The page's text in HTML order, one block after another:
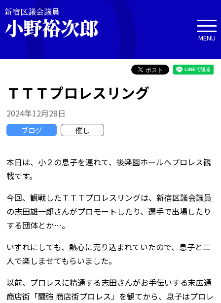
新宿区議会議員
小野裕次郎 MENU
ＴＴＴプロレスリング
2024年12月28日
ブログ 催し
本日は、小２の息子を連れて、後楽園ホールへプロレス観
戦です。
今回、観戦したＴＴＴプロレスリングは、新宿区議会議員
の志田雄一郎さんがプロモートしたり、選手で出場したり
する団体とか…。
いずれにしても、熱心に売り込まれていたので、息子と二
人で楽しませてもらいました。
以前、プロレスに精通する志田さんがお手伝いする末広通
商店街「闘強 商店街プロレス」を観てから、息子はプロレ